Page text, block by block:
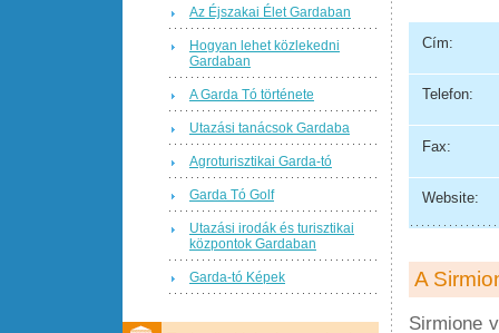
Cím:
Telefon:
Fax:
Website:
A
Sirmione
Az Éjszakai Élet Gardaban
Hogyan lehet közlekedni
Gardaban
A Garda Tó története
Utazási tanácsok Gardaba
Agroturisztikai Garda-tó
Garda Tó Golf
Utazási irodák és turisztikai
központok Gardaban
Garda-tó Képek